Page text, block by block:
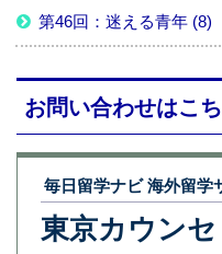
第46回：迷える青年
お問い合わせはこ
毎日留学ナビ 海外留学
東京カウン